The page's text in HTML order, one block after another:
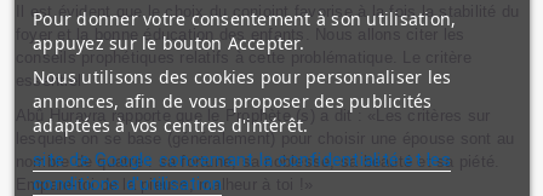
Il est évident que le choix du conjoint favorise à la fois la stabilité du
foyer et la bonne éducation des enfants. Nous allons citer les
conseils prophétiques relatifs à cette problématique. Le critère
essentiel
Abû Hurayra rapporte que le Prophète (s) a dit : «Les critères sur
lesquels on se base (généralement) pour choisir une épouse sont au
nombre de quatre : sa fortune, sa noblesse, sa beauté et sa piété.
Empare-toi de la pieuse, malheur à toi !»
Pour donner votre consentement à son utilisation,
appuyez sur le bouton Accepter.
Nous utilisons des cookies pour personnaliser les
annonces, afin de vous proposer des publicités
adaptées à vos centres d'intérêt.
site de Google concernant la confidentialité et les
conditions d'utilisation